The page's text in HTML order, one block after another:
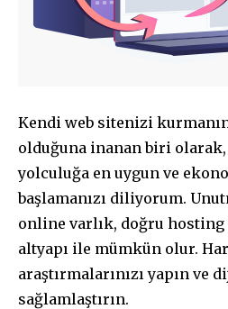
Kendi web sitenizi
olduğuna inanan biri
yolculuğa en uygun ve
başlamanızı diliyorum.
online varlık, doğru
altyapı ile mümkün olur.
araştırmalarınızı yapın
sağlamlaştırın.